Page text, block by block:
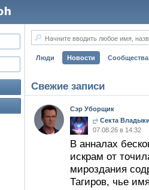
Начните вводить любое имя,
Люди Новости Сообщества
Свежие записи
Сэр Уборщик
Секта
07.08.26 в 14:32
В анналах
искрам от
мироздания
Тагиров, чье